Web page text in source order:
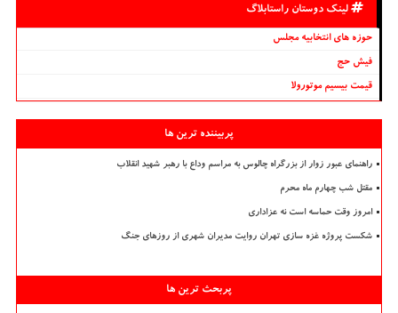
لینک دوستان راستابلاگ
حوزه های انتخابیه مجلس
فیش حج
قیمت بیسیم موتورولا
پربیننده ترین ها
راهنمای عبور زوار از بزرگراه چالوس به مراسم وداع با رهبر شهید انقلاب
مقتل شب چهارم ماه محرم
امروز وقت حماسه است نه عزاداری
شکست پروژه غزه سازی تهران روایت مدیران شهری از روزهای جنگ
پربحث ترین ها